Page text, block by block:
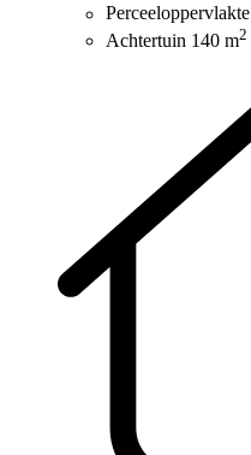
Perceeloppervlakte
Achtertuin 140 m2